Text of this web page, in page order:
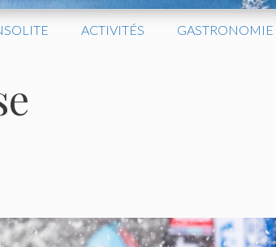
ACTIVITÉS GASTRONOMIE